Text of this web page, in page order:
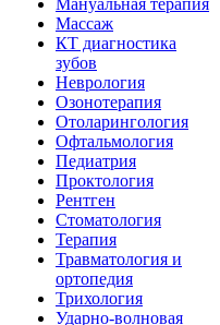
Мануальная терапия
Массаж
КТ диагностика
зубов
Неврология
Озонотерапия
Отоларингология
Офтальмология
Педиатрия
Проктология
Рентген
Стоматология
Терапия
Травматология и
ортопедия
Трихология
Ударно-волновая